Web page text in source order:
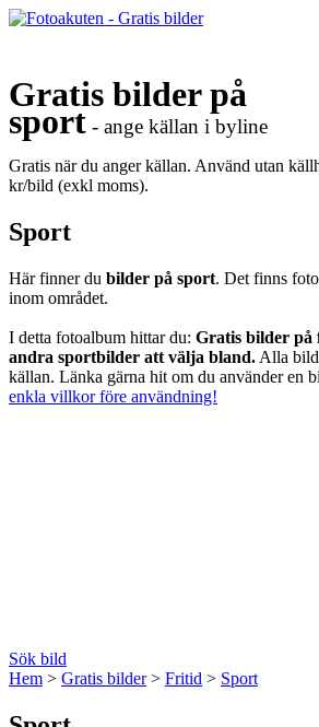
Gratis bilder på
sport - ange källan i byline
Gratis när du anger källan. Använd utan
kr/bild (exkl moms).
Sport
Här finner du bilder på sport. Det finns
inom området.
I detta fotoalbum hittar du: Gratis bilder på
andra sportbilder att välja bland. Alla
källan. Länka gärna hit om du använder en
enkla villkor före användning!
Sök bild
Hem > Gratis bilder> Fritid > Sport